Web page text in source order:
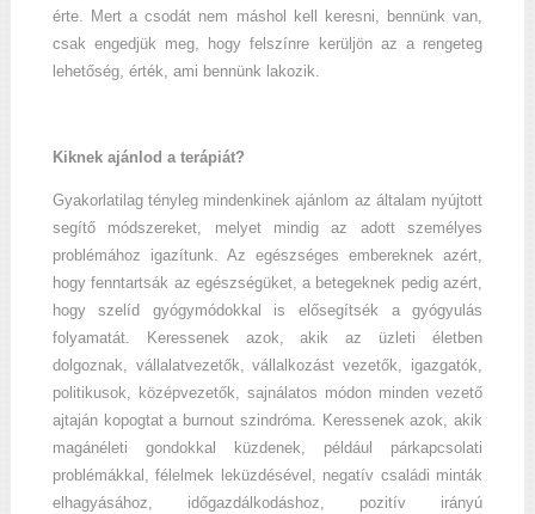
érte. Mert a csodát nem máshol kell keresni, bennünk van,
csak engedjük meg, hogy felszínre kerüljön az a rengeteg
lehetőség, érték, ami bennünk lakozik.
Kiknek ajánlod a terápiát?
Gyakorlatilag tényleg mindenkinek ajánlom az általam nyújtott
segítő módszereket, melyet mindig az adott személyes
problémához igazítunk. Az egészséges embereknek azért,
hogy fenntartsák az egészségüket, a betegeknek pedig azért,
hogy szelíd gyógymódokkal is elősegítsék a gyógyulás
folyamatát. Keressenek azok, akik az üzleti életben
dolgoznak, vállalatvezetők, vállalkozást vezetők, igazgatók,
politikusok, középvezetők, sajnálatos módon minden vezető
ajtaján kopogtat a burnout szindróma. Keressenek azok, akik
magánéleti gondokkal küzdenek, például párkapcsolati
problémákkal, félelmek leküzdésével, negatív családi minták
elhagyásához, időgazdálkodáshoz, pozitív irányú